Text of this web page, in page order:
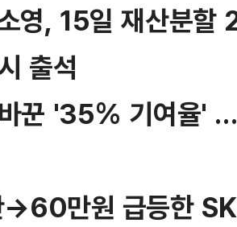
영, 15일 재산분
출석
꾼 '35% 기여율' …
만원 급등한